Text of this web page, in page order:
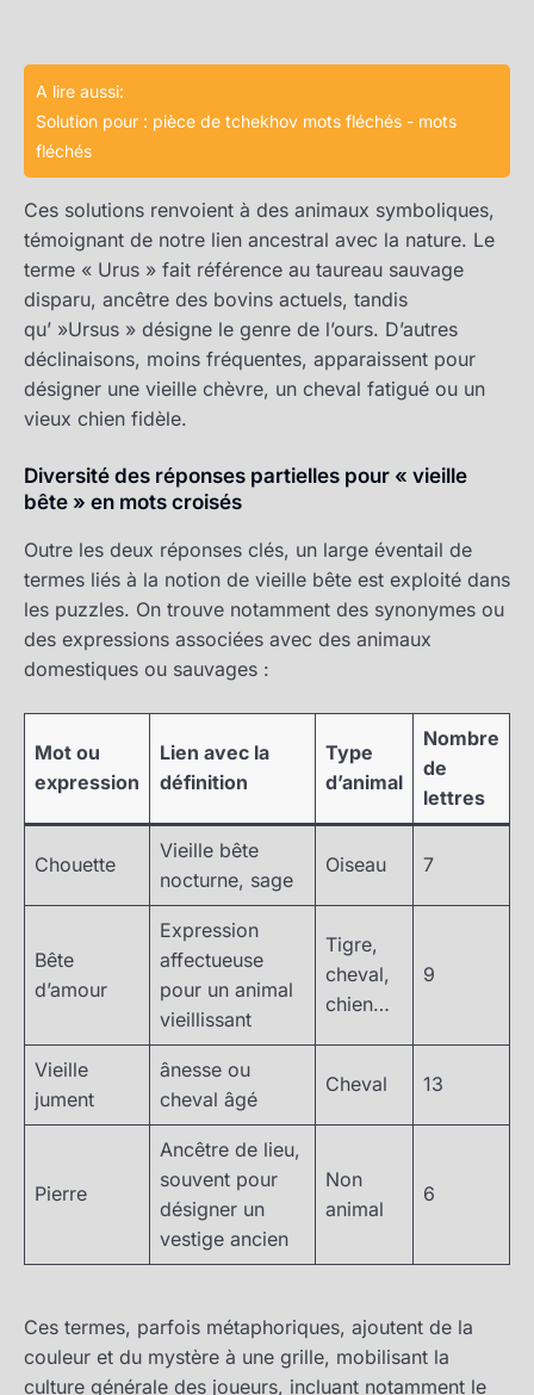
A lire aussi:
Solution pour : pièce de tchekhov mots fléchés - mots
fléchés
Ces solutions renvoient à des animaux symboliques,
témoignant de notre lien ancestral avec la nature. Le
terme « Urus » fait référence au taureau sauvage
disparu, ancêtre des bovins actuels, tandis
qu’ »Ursus » désigne le genre de l’ours. D’autres
déclinaisons, moins fréquentes, apparaissent pour
désigner une vieille chèvre, un cheval fatigué ou un
vieux chien fidèle.
Diversité des réponses partielles pour « vieille
bête » en mots croisés
Outre les deux réponses clés, un large éventail de
termes liés à la notion de vieille bête est exploité dans
les puzzles. On trouve notamment des synonymes ou
des expressions associées avec des animaux
domestiques ou sauvages :
Mot ou
expression
Lien avec la
définition
Type
d’animal
Nombre
de
lettres
Chouette
Vieille bête
nocturne, sage
Oiseau 7
Bête
d’amour
Expression
affectueuse
pour un animal
vieillissant
Tigre,
cheval,
chien…
9
Vieille
jument
ânesse ou
cheval âgé
Cheval 13
Pierre
Ancêtre de lieu,
souvent pour
désigner un
vestige ancien
Non
animal
6
Ces termes, parfois métaphoriques, ajoutent de la
couleur et du mystère à une grille, mobilisant la
culture générale des joueurs, incluant notamment le